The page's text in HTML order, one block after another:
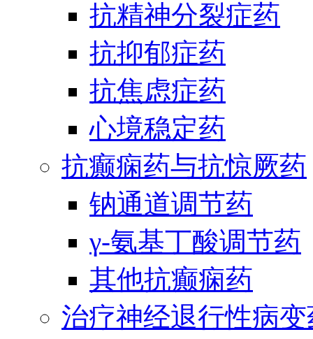
抗精神分裂症药
抗抑郁症药
抗焦虑症药
心境稳定药
抗癫痫药与抗惊厥药
钠通道调节药
γ-氨基丁酸调节药
其他抗癫痫药
治疗神经退行性病